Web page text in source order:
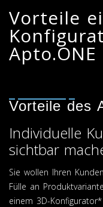
Vorteile
Apto.ONE
Vorteile des
Individuelle
sichtbar
Sie wollen Ihren
Fülle an
einem 3D-